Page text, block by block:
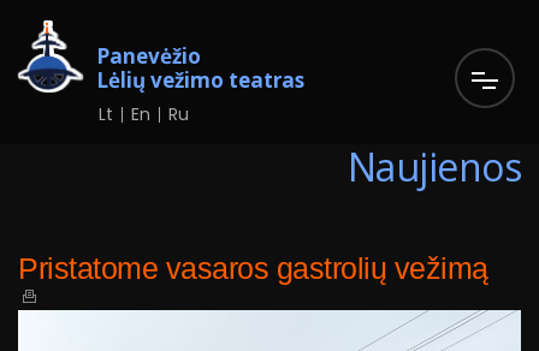
Panevėžio
Lėlių vežimo teatras
Lt En Ru
Naujienos
Pristatome vasaros gastrolių vežimą